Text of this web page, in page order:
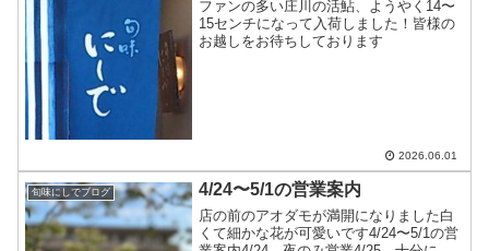
ファンの多い庄川の活鮎、ようやく14〜
15センチになって入荷しました！皆様の
お越しをお待ちしております
2026.06.01
旬味にしでブログ 4/24〜5/1の営業案内
店の前のアオダモが満開になりました白
くて細かな花が可愛いです4/24〜5/1の営